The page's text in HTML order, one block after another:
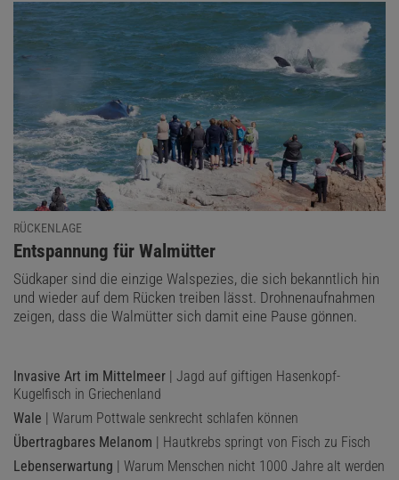
RÜCKENLAGE
:
Entspannung für Walmütter
Südkaper sind die einzige Walspezies, die sich bekanntlich hin
und wieder auf dem Rücken treiben lässt. Drohnenaufnahmen
zeigen, dass die Walmütter sich damit eine Pause gönnen.
Invasive Art im Mittelmeer | Jagd auf giftigen Hasenkopf-
Kugelfisch in Griechenland
Wale | Warum Pottwale senkrecht schlafen können
Übertragbares Melanom | Hautkrebs springt von Fisch zu Fisch
Lebenserwartung | Warum Menschen nicht 1000 Jahre alt werden